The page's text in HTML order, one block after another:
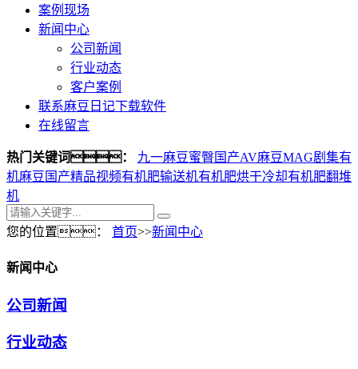
案例现场
新闻中心
公司新闻
行业动态
客户案例
联系麻豆日记下载软件
在线留言
热门关键词： 九一麻豆蜜臀国产AV麻豆MAG剧集有
机麻豆国产精品视频有机肥输送机有机肥烘干冷却有机肥翻堆
机
您的位置： 首页>>新闻中心
新闻中心
公司新闻
行业动态